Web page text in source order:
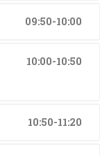
09:50-10:00
10:00-10:50
10:50-11:20